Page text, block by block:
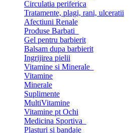
Circulatia periferica
Tratamente, plagi, rani, ulceratii
Afectiuni Renale
Produse Barbati
Gel pentru barbierit
Balsam dupa barbierit
Ingrijirea pielii
Vitamine si Minerale
Vitamine
Minerale
Suplimente
MultiVitamine
Vitamine pt Ochi
Medicina Sportiva
Plasturi si bandaje